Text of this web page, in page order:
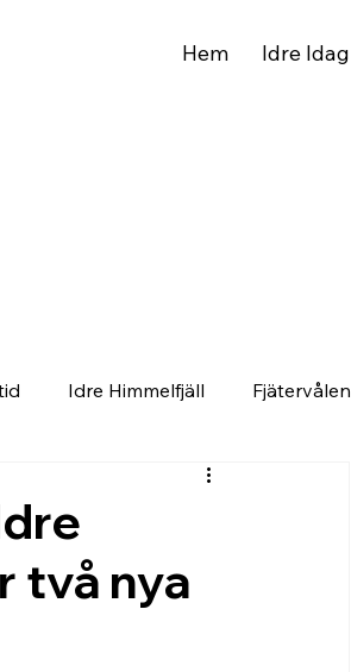
Hem Idre Idag
Idre Himmelfjäll Fjätervålen
två nya